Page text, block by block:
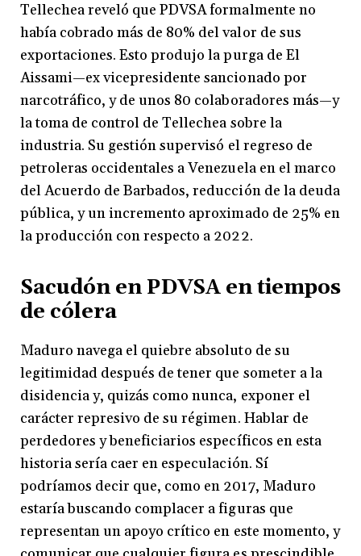
Tellechea reveló que PDVSA formalmente no
había cobrado más de 80% del valor de sus
exportaciones. Esto produjo la purga de El
Aissami—ex vicepresidente sancionado por
narcotráfico, y de unos 80 colaboradores más—y
la toma de control de Tellechea sobre la
industria. Su gestión supervisó el regreso de
petroleras occidentales a Venezuela en el marco
del Acuerdo de Barbados, reducción de la deuda
pública, y un incremento aproximado de 25% en
la producción con respecto a 2022.
Sacudón en PDVSA en tiempos
de cólera
Maduro navega el quiebre absoluto de su
legitimidad después de tener que someter a la
disidencia y, quizás como nunca, exponer el
carácter represivo de su régimen. Hablar de
perdedores y beneficiarios específicos en esta
historia sería caer en especulación. Sí
podríamos decir que, como en 2017, Maduro
estaría buscando complacer a figuras que
representan un apoyo crítico en este momento, y